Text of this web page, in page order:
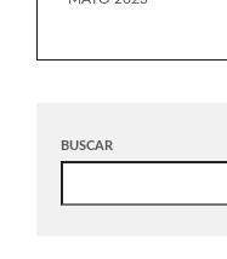
BUSCAR